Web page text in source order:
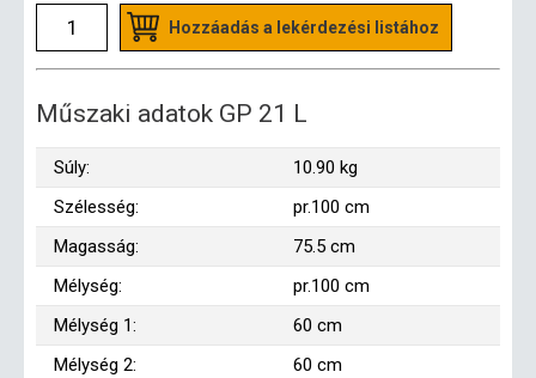
Hozzáadás a lekérdezési listához
Műszaki adatok GP 21 L
Súly:
10.90 kg
Szélesség:
pr.100 cm
Magasság:
75.5 cm
Mélység:
pr.100 cm
Mélység 1:
60 cm
Mélység 2:
60 cm